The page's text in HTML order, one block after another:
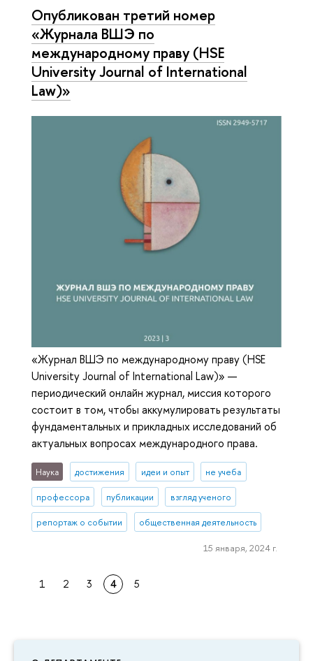
Опубликован третий номер
«Журнала ВШЭ по
международному праву (HSE
University Journal of International
Law)»
«Журнал ВШЭ по международному праву (HSE
University Journal of International Law)» —
периодический онлайн журнал, миссия которого
состоит в том, чтобы аккумулировать результаты
фундаментальных и прикладных исследований об
актуальных вопросах международного права.
Наука достижения идеи и опыт не учеба
профессора публикации взгляд ученого
репортаж о событии общественная деятельность
15 января, 2024 г.
1 2 3 4 5